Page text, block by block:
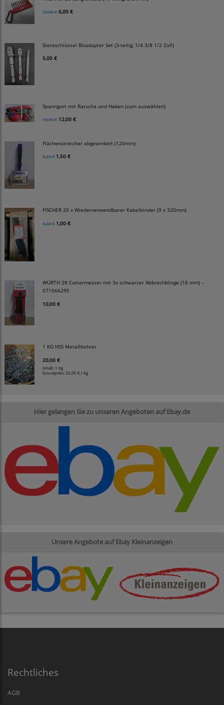
10,00 € 6,00 €
Steckschlüssel Bitadapter Set (3-teilig, 1/4 3/8 1/2 Zoll)
5,00 €
Spanngurt mit Ratsche und Haken (zum auswählen)
15,00 € 12,00 €
Flächenstreicher abgewinkelt (120mm)
5,00 € 1,50 €
FISCHER 20 x Wiederverwendbarer Kabelbinder (9 x 320mm)
4,00 € 1,00 €
WÜRTH 2K Cuttermesser mit 3x schwarzer Abbrechklinge (18 mm) –
071566295
10,00 €
1 KG HSS Metallbohrer
20,00 €
Inhalt: 1 Kg
Grundpreis: 20,00 € / Kg
Hier gelangen Sie zu unseren Angeboten auf Ebay.de
Unsere Angebote auf Ebay Kleinanzeigen
Rechtliches
AGB